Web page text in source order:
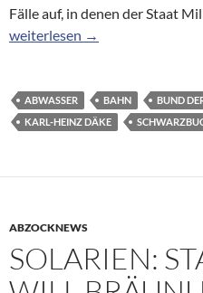
Fälle auf, in denen der Staat
Schwarzbuch der
weiterlesen →
ABWASSER BAHN BUND
KARL-HEINZ DÄKE
ABZOCKNEWS
SOLARIEN: